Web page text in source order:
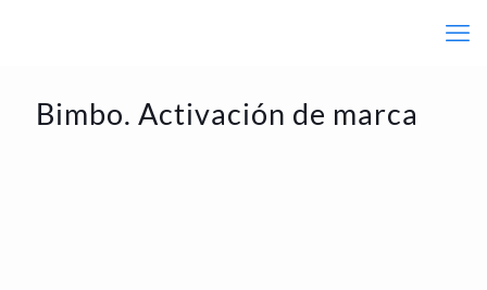
Bimbo. Activación de marca